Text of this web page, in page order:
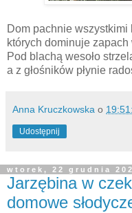
Dom pachnie wszystkimi
których dominuje
Pod blachą wesoło
a z głośników płynie
Anna Kruczkowska o
Udostępnij
wtorek, 22 grudnia
Jarzębina w
domowe